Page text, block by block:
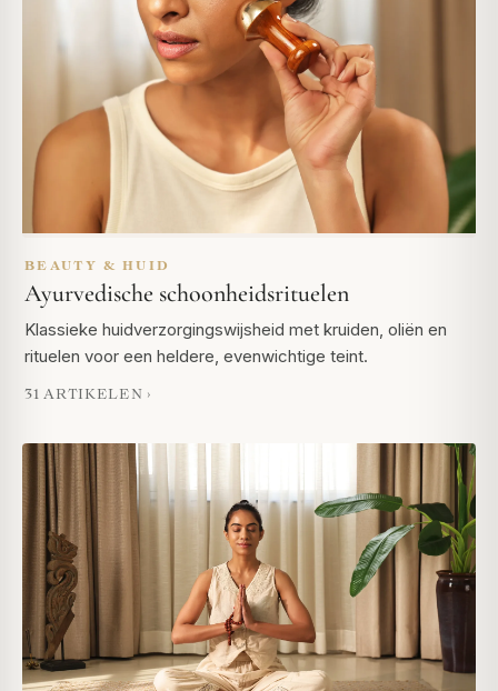
BEAUTY & HUID
Ayurvedische schoonheidsrituelen
Klassieke huidverzorgingswijsheid met kruiden, oliën en
rituelen voor een heldere, evenwichtige teint.
31 ARTIKELEN ›